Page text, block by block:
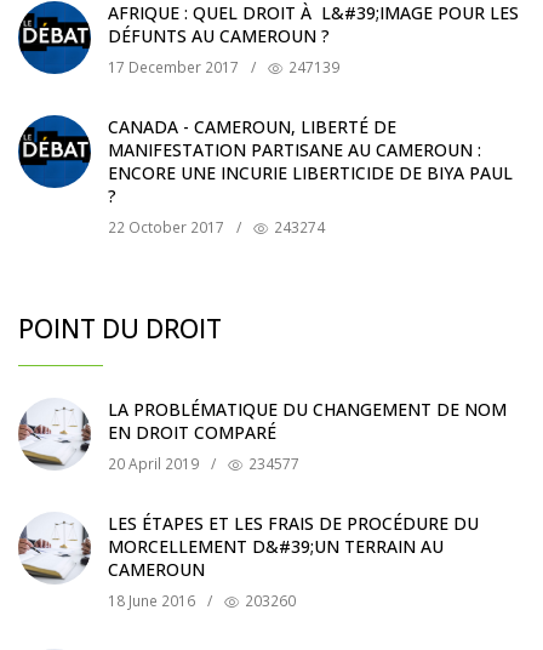
AFRIQUE : QUEL DROIT À L&#39;IMAGE POUR LES
DÉFUNTS AU CAMEROUN ?
17 December 2017 / 247139
CANADA - CAMEROUN, LIBERTÉ DE
MANIFESTATION PARTISANE AU CAMEROUN :
ENCORE UNE INCURIE LIBERTICIDE DE BIYA PAUL
?
22 October 2017 / 243274
POINT DU DROIT
LA PROBLÉMATIQUE DU CHANGEMENT DE NOM
EN DROIT COMPARÉ
20 April 2019 / 234577
LES ÉTAPES ET LES FRAIS DE PROCÉDURE DU
MORCELLEMENT D&#39;UN TERRAIN AU
CAMEROUN
18 June 2016 / 203260